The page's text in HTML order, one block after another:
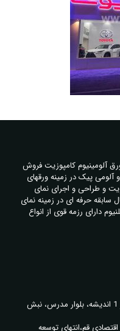
آلومینیوم کامپوزیت فروش
پیک در زمینه ورقهای
و طراحی و اجرای نمای
ورق کامپوزیت با بیش از 20 سال سابقه حرفه ای در زمینه نمای
دارای رزمه قوی از انواع
آدرس و انبار اندیشه:تهران، شهریار، فاز 1 اندیشه، بلوار مدرس، نبش
قم،انتهای توسعه